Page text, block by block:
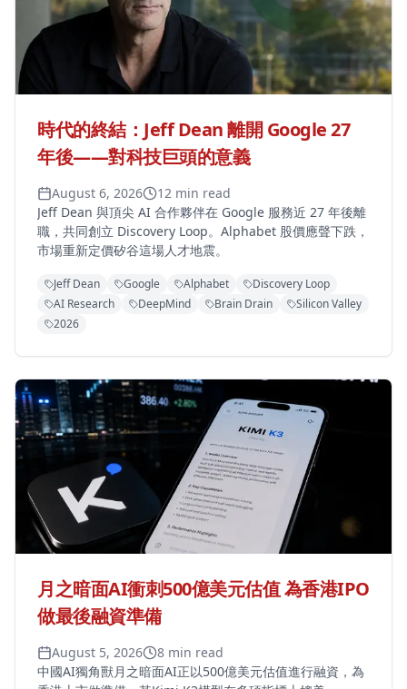
時代的終結：Jeff Dean 離開 Google 27
年後——對科技巨頭的意義
August 6, 2026
12 min read
Jeff Dean 與頂尖 AI 合作夥伴在 Google 服務近 27 年後離
職，共同創立 Discovery Loop。Alphabet 股價應聲下跌，
市場重新定價矽谷這場人才地震。
Jeff Dean Google Alphabet
Discovery Loop
AI Research
DeepMind Brain Drain
Silicon Valley
2026
月之暗面AI衝刺500億美元估值 為香港IPO
做最後融資準備
August 5, 2026
8 min read
中國AI獨角獸月之暗面AI正以500億美元估值進行融資，為